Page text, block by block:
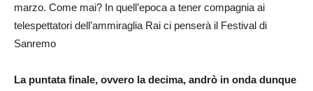
marzo. Come mai? In quell’epoca a tener compagnia ai
telespettatori dell’ammiraglia Rai ci penserà il Festival di
Sanremo
La puntata finale, ovvero la decima, andrò in onda dunque